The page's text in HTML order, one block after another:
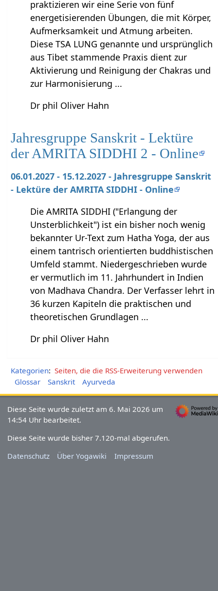
praktizieren wir eine Serie von fünf
energetisierenden Übungen, die mit Körper,
Aufmerksamkeit und Atmung arbeiten.
Diese TSA LUNG genannte und ursprünglich
aus Tibet stammende Praxis dient zur
Aktivierung und Reinigung der Chakras und
zur Harmonisierung ...
Dr phil Oliver Hahn
Jahresgruppe Sanskrit - Lektüre
der AMRITA SIDDHI 2 - Online
06.01.2027 - 15.12.2027 - Jahresgruppe Sanskrit
- Lektüre der AMRITA SIDDHI - Online
Die AMRITA SIDDHI ("Erlangung der
Unsterblichkeit") ist ein bisher noch wenig
bekannter Ur-Text zum Hatha Yoga, der aus
einem tantrisch orientierten buddhistischen
Umfeld stammt. Niedergeschrieben wurde
er vermutlich im 11. Jahrhundert in Indien
von Madhava Chandra. Der Verfasser lehrt in
36 kurzen Kapiteln die praktischen und
theoretischen Grundlagen ...
Dr phil Oliver Hahn
Kategorien: Seiten, die die RSS-Erweiterung verwenden
Glossar
Sanskrit Ayurveda
Diese Seite wurde zuletzt am 6. Mai 2026 um
14:54 Uhr bearbeitet.
Diese Seite wurde bisher 7.120-mal abgerufen.
Datenschutz
Über Yogawiki Impressum